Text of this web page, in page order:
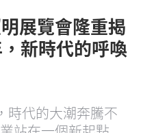
展覽會隆重揭
新時代的呼喚
時代的大潮奔騰不